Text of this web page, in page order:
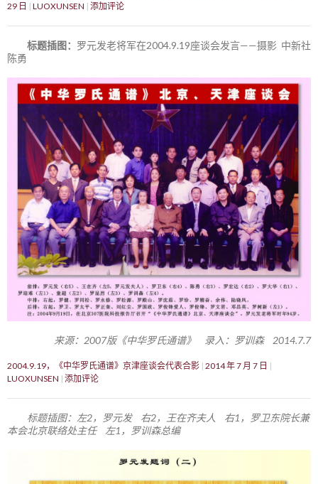
29 日
LUOXUNSEN 添加评论
标题插图： 罗元发老将军在2004.9.19座谈会发言——摄影 中新社
陈勇
来源：2007版《中华罗氏通谱》 录入：罗训森 2014.7.7
2004.9.19，《中华罗氏通谱》京津座谈会代表合影 2014 年 7 月 7 日
LUOXUNSEN 添加评论
标题插图：左2，罗元发 右2，王在齐夫人 右1，罗卫东院长兼
本会北京联络处主任 左1，罗训森总编